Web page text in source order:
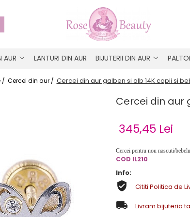
AUR LANTURI DIN AUR BIJUTERII DIN AUR
/ Cercei din aur / Cercei din aur galben si alb 14K copii si
Cercei din aur
345,45 Lei
Cercei pentru nou nascuti/
COD IL210
Info:
Cititi Politica de
Livram bijuteria